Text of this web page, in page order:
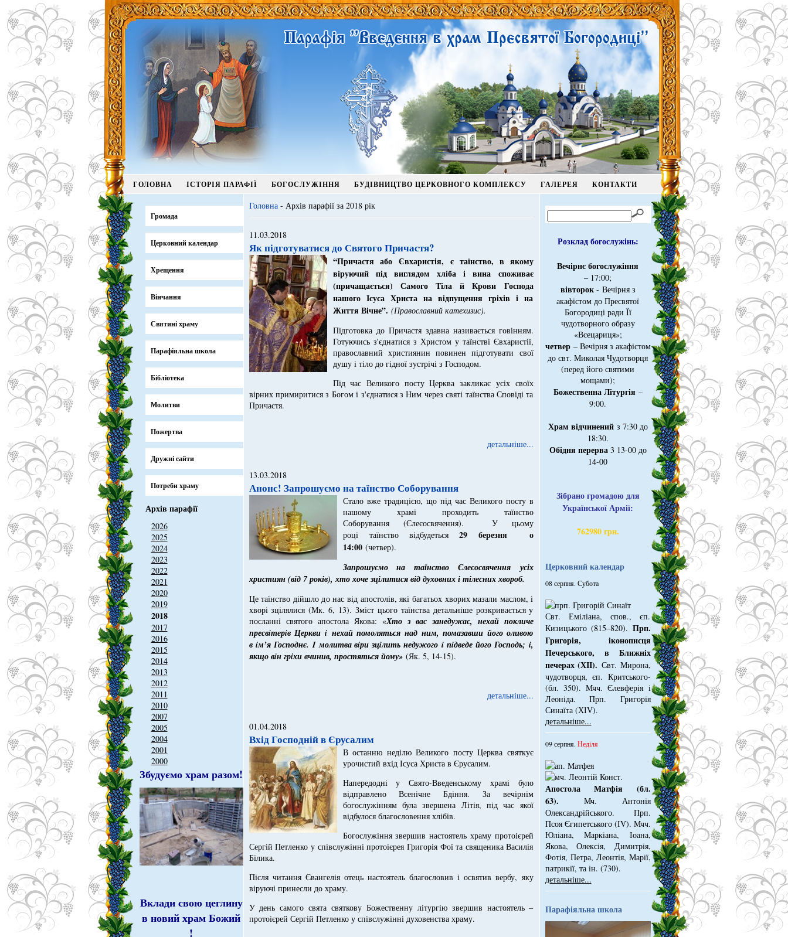
ГОЛОВНА ІСТОРІЯ ПАРАФІЇ БОГОСЛУЖІННЯ БУДІВНИЦТВО ЦЕРКОВНОГО КОМПЛЕКСУ ГАЛЕРЕЯ КОНТАКТИ
Громада
Церковний календар
Хрещення
Вінчання
Святині храму
Парафіяльна школа
Бібліотека
Молитви
Пожертва
Дружні сайти
Потреби храму
Архів парафії
2026
2025
2024
2023
2022
2021
2020
2019
2018
2017
2016
2015
2014
2013
2012
2011
2010
2007
2005
2004
2001
2000
Збудуємо храм разом!
Вклади свою цеглину
в новий храм Божий
!
Головна- Архів парафії за 2018 рік
11.03.2018
Як підготуватися до Святого Причастя?
“Причастя або Євхаристія, є таїнство, в якому
віруючий під виглядом хліба і вина споживає
(причащається) Самого Тіла й Крови Господа
нашого Ісуса Христа на відпущення гріхів і на
Життя Вічне”. (Православний катехизис).
Підготовка до Причастя здавна називається говінням.
Готуючись з'єднатися з Христом у таїнстві Євхаристії,
православний християнин повинен підготувати свої
душу і тіло до гідної зустрічі з Господом.
Під час Великого посту Церква закликає усіх своїх
вірних примиритися з Богом і з'єднатися з Ним через святі таїнства Сповіді та
Причастя.
детальніше...
13.03.2018
Анонс! Запрошуємо на таїнство Соборування
Стало вже традицією, що під час Великого посту в
нашому храмі проходить таїнство
Соборування (Єлеєосвячення). У цьому
році
таїнство відбудеться29 березня о
14:00 (четвер).
Запрошуємо на таїнство Єлеєосвячення усіх
християн (від 7 років), хто хоче зцілитися від духовних і тілесних хвороб.
Це таїнство дійшло до нас від апостолів, які багатьох хворих мазали маслом, і
хворі зцілялися (Мк. 6, 13). Зміст цього таїнства детальніше розкривається у
посланні святого апостола Якова: «Хто з вас занедужає, нехай покличе
пресвiтерiв Церкви i нехай помоляться над ним, помазавши його оливою
в iм’я Господнє. I молитва вiри зцiлить недужого i пiдведе його Господь; i,
якщо вiн грiхи вчинив, простяться йому» (Як. 5, 14-15).
детальніше...
01.04.2018
Вхід Господній в Єрусалим
В останню неділю Великого посту Церква святкує
урочистий вхід Ісуса Христа в Єрусалим.
Напередодні у Свято-Введенському храмі було
відправлено Всенічне Бдіння. За вечірнім
богослужінням була звершена Літія, під час якої
відбулося благословення хлібів.
Богослужіння звершив настоятель храму протоієрей
Сергій Петленко у співслужінні протоієрея Григорія Фої та священика Василія
Білика.
Після читання Євангелія отець настоятель благословив і освятив вербу, яку
віруючі принесли до храму.
У день самого свята святкову Божественну літургію звершив настоятель –
протоієрей Сергій Петленко у співслужінні духовенства храму.
Розклад богослужінь:
Вечірнє богослужіння
– 17:00;
вівторок- Вечірня з
акафістом до Пресвятої
Богородиці ради Її
чудотворного образу
«Всецариця»;
четвер– Вечірня з акафістом
до свт. Миколая Чудотворця
(перед його святими
мощами);
Божественна Літургія–
9:00.
Храм відчиненийз 7:30 до
18:30.
Обідня перерва3 13-00 до
14-00
Зібрано громадою для
Української Армії:
762980 грн.
Церковний календар
08 серпня. Субота
Свт. Емiлiана, спов., єп.
Кизицького (815–820). Прп.
Григорiя, iконописця
Печер­ського, в Ближнiх
печерах (ХІІ). Свт. Мирона,
чудотворця, єп. Критського­
(бл. 350). Мчч. Єлев­ферiя i
Леонiда. Прп. Григорiя
Синаїта (ХІV).
детальніше...
09 серпня. Неділя
Апостола Матфія (бл.
63). Мч. Антонiя
Олександрiйського. Прп.
Псоя Єгипетського (ІV). Мчч.
Юлiана, Маркiана, Іоана,
Якова, Олексiя, Димитрiя,
Фотiя, Петра, Леонтiя, Марiї,
патрикiї, та iн. (730).
детальніше...
Парафіяльна школа